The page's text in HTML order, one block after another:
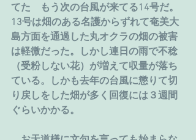
てた　もう次の台風が来てる14号だ。
13号は畑のある名護からずれて奄美大
島方面を通過した丸オクラの畑の被害
は軽微だった。しかし連日の雨で不稔
（受粉しない花）が増えて収量が落ち
ている。しかも去年の台風に懲りて切
り戻しをした畑が多く回復には３週間
ぐらいかかる。